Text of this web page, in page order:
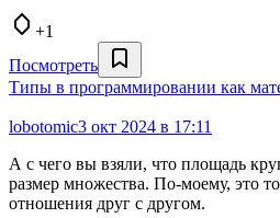
+1
Посмотреть
Типы в программировании как
lobotomic3 окт 2024 в 17:11
А с чего вы взяли, что площадь
размер множества. По-моему, это
отношения друг с другом.